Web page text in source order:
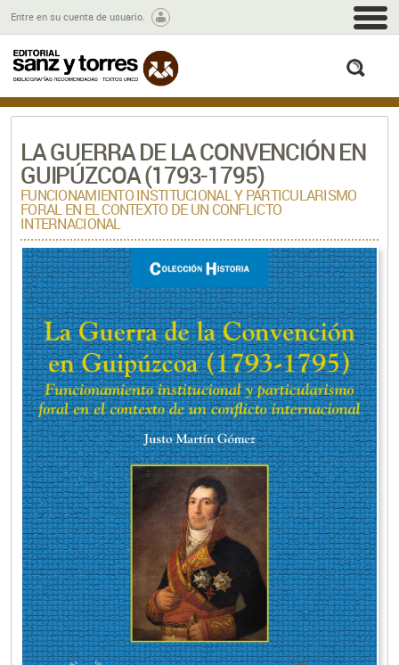
Entre en su cuenta de usuario.
LA GUERRA DE LA CONVENCIÓN EN
GUIPÚZCOA (1793-1795)
FUNCIONAMIENTO INSTITUCIONAL Y PARTICULARISMO
FORAL EN EL CONTEXTO DE UN CONFLICTO
INTERNACIONAL